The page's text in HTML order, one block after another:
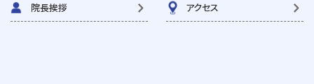
院長挨拶 アクセス